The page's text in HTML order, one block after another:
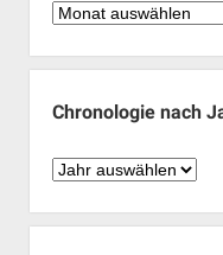
Chronologie
Monaten
Chronologie nach
Chronologie
Jahren